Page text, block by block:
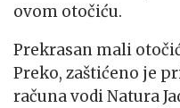
ovom otočiću.
Prekrasan mali
Preko, zaštićeno je
računa vodi Natura